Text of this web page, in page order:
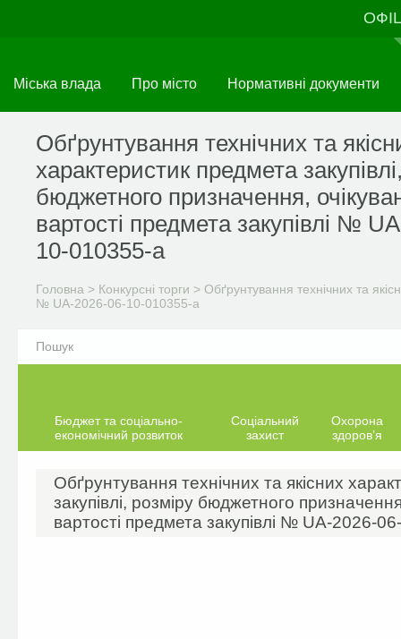
Міська влада Про місто Нормативні документи
Обґрунтування технічних та
характеристик предмета
бюджетного призначення,
вартості предмета закупівлі №
10-010355-a
Головна > Конкурсні торги > Обґрунтування технічних та
№ UA-2026-06-10-010355-a
Бюджет та соціально-
економічний розвиток
Соціальний
захист
Охорона
здоров’я
Обґрунтування технічних та якісних
закупівлі, розміру бюджетного
вартості предмета закупівлі № UA-2026-